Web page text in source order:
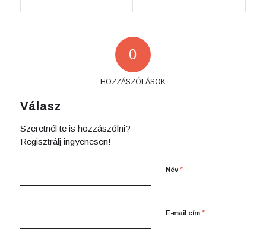
0
HOZZÁSZÓLÁSOK
Válasz
Szeretnél te is hozzászólni?
Regisztrálj ingyenesen!
Név *
E-mail cím *